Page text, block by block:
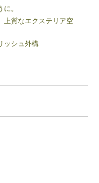
。
上質なエクステリア空
シュ外構